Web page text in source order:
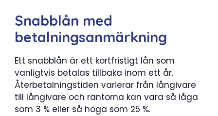
Snabblån med
betalningsanmärkning
Ett snabblån är ett kortfristigt lån som
vanligtvis betalas tillbaka inom ett år.
Återbetalningstiden varierar från långivare
till långivare och räntorna kan vara så låga
som 3 % eller så höga som 25 %.